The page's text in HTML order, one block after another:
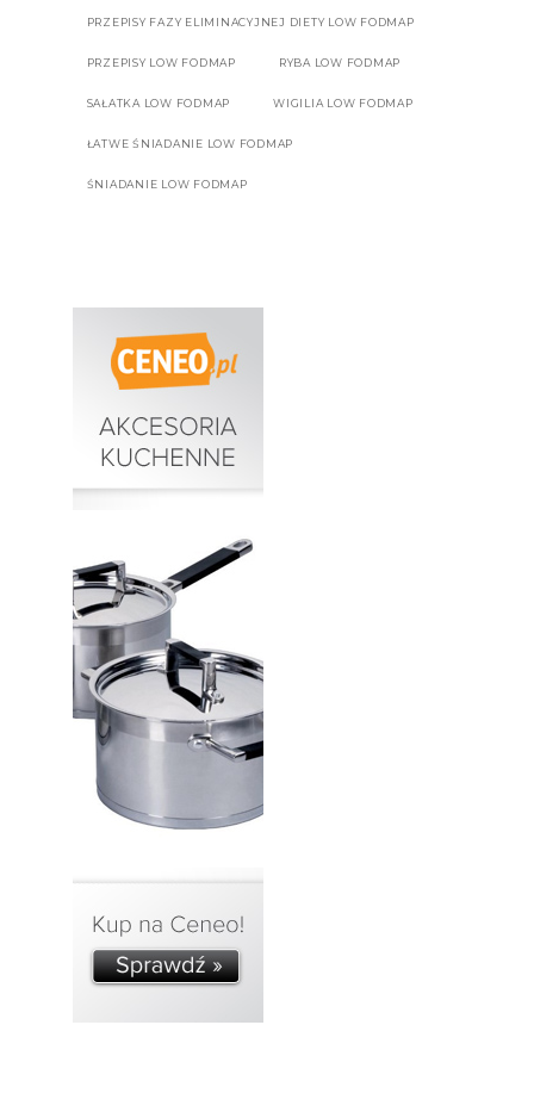
PRZEPISY FAZY ELIMINACYJNEJ DIETY LOW FODMAP
PRZEPISY LOW FODMAP RYBA LOW FODMAP
SAŁATKA LOW FODMAP WIGILIA LOW FODMAP
ŁATWE ŚNIADANIE LOW FODMAP
ŚNIADANIE LOW FODMAP